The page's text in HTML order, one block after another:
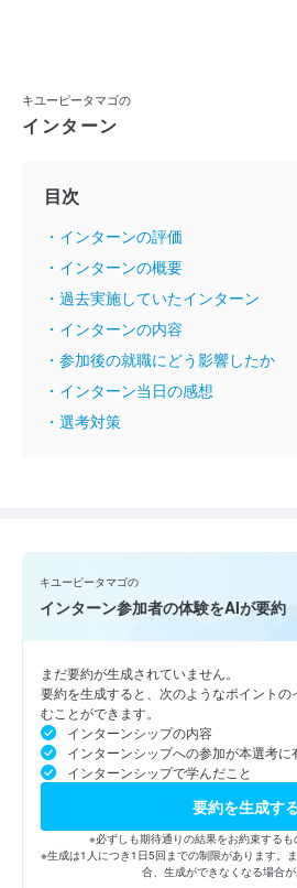
キユーピータマゴの
インターン
目次
・インターンの評価
・インターンの概要
・過去実施していたインターン
・インターンの内容
・参加後の就職にどう影響したか
・インターン当日の感想
・選考対策
キユーピータマゴの
インターン参加者の体験をAIが要約
まだ要約が生成されていません。
要約を生成すると、次のようなポイント
むことができます。
インターンシップの内容
インターンシップへの参加が本選考に
インターンシップで学んだこと
要約を生成す
※必ずしも期待通りの結果をお約束するも
※生成は1人につき1日5回までの制限があります。
合、生成ができなくなる場合が